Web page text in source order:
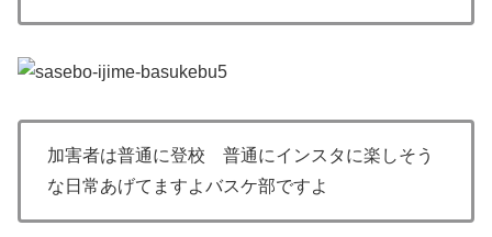
加害者は普通に登校 普通にインスタに楽しそう
な日常あげてますよバスケ部ですよ